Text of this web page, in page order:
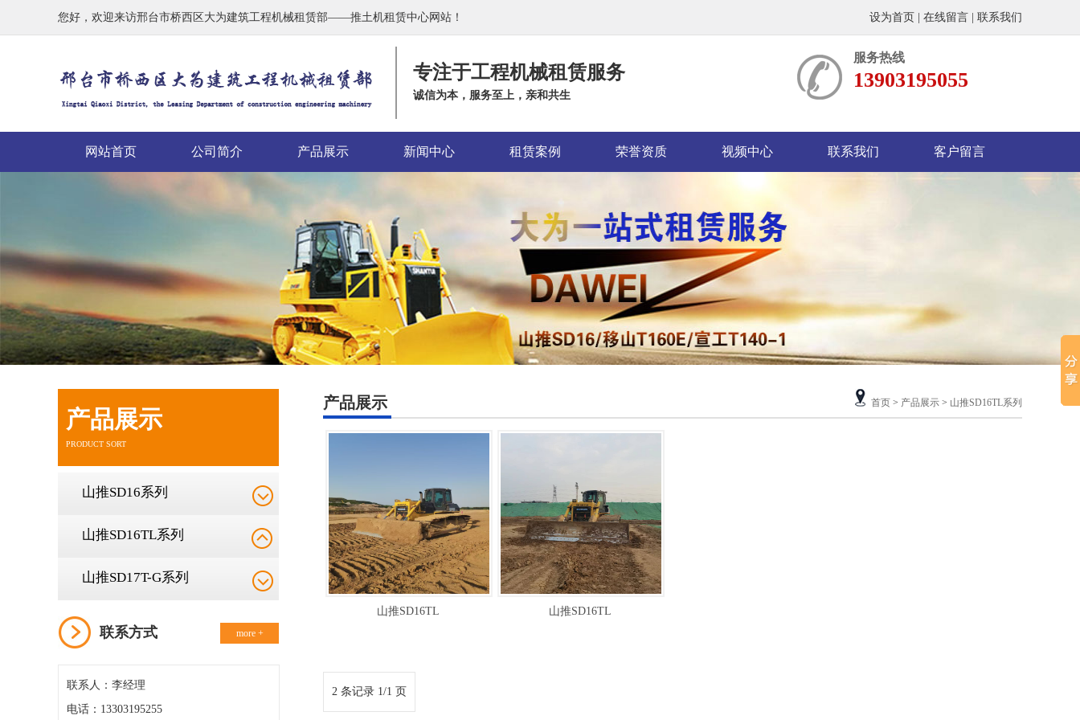
您好，欢迎来访邢台市桥西区大为建筑工程机械租赁部——推土机租赁中心网站！ 设为首页 在线留言 联系我们
专注于工程机械租赁服务
诚信为本，服务至上，亲和共生
服务热线
13903195055
网站首页 公司简介 产品展示 新闻中心 租赁案例 荣誉资质 视频中心 联系我们 客户留言
产品展示
PRODUCT SORT
山推SD16系列
山推SD16TL系列
山推SD17T-G系列
联系方式 more +
联系人：李经理
电话：13303195255
产品展示 首页 > 产品展示 > 山推SD16TL系列
山推SD16TL 山推SD16TL
2 条记录 1/1 页